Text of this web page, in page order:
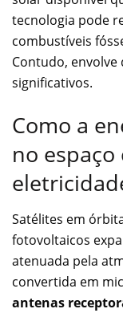
tecnologia pode
combustíveis
Contudo, envolve
significativos.
Como a
no
Satélites em
fotovoltaicos
atenuada pela
convertida em
antenas